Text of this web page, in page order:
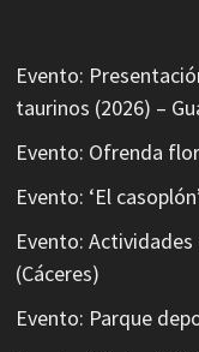
Evento:
taurinos (2026) –
Evento: Ofrenda
Evento: ‘El
Evento:
(Cáceres)
Evento: Parque